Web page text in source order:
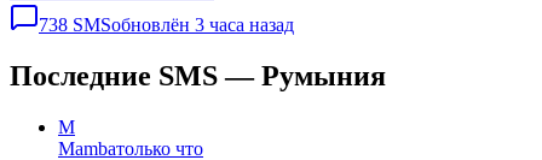
738 SMSобновлён 3 часа назад
Последние SMS — Румыния
M
Mambaтолько что